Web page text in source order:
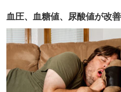
血圧、血糖値、尿酸値が改善